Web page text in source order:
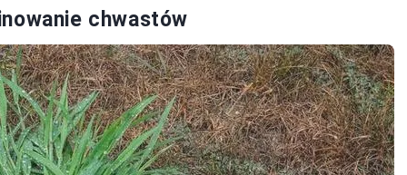
chwastów